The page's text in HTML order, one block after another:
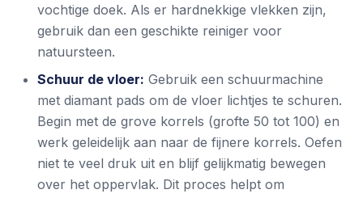
vochtige doek. Als er hardnekkige vlekken zijn,
gebruik dan een geschikte reiniger voor
natuursteen.
Schuur de vloer: Gebruik een schuurmachine
met diamant pads om de vloer lichtjes te schuren.
Begin met de grove korrels (grofte 50 tot 100) en
werk geleidelijk aan naar de fijnere korrels. Oefen
niet te veel druk uit en blijf gelijkmatig bewegen
over het oppervlak. Dit proces helpt om